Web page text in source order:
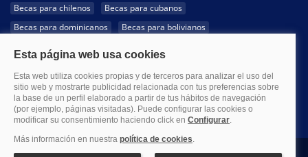
Becas para chilenos
Becas para cubanos
Becas para dominicanos
Becas para bolivianos
Becas para hondureños
Becas para paraguayos
Becas para uruguayos
Becas para salvadoreños
1999-2026 Becas.com @Todos los derechos reservados